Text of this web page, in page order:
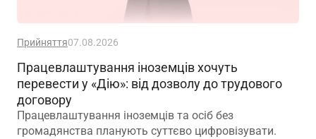
Прийняття07.08.2026
Працевлаштування іноземців хочуть
перевести у «Дію»: від дозволу до трудового
договору
Працевлаштування іноземців та осіб без
громадянства планують суттєво цифровізувати.